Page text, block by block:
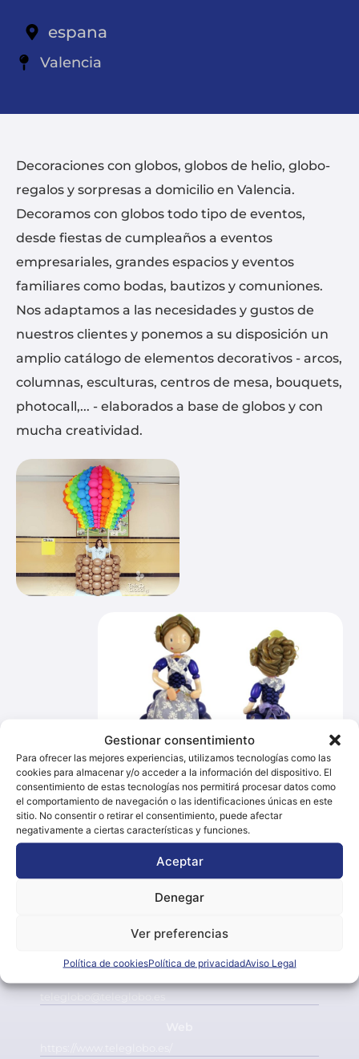
Gestionar consentimiento
Para ofrecer las mejores experiencias, utilizamos tecnologías como las
cookies para almacenar y/o acceder a la información del dispositivo. El
consentimiento de estas tecnologías nos permitirá procesar datos como
el comportamiento de navegación o las identificaciones únicas en este
sitio. No consentir o retirar el consentimiento, puede afectar
negativamente a ciertas características y funciones.
Aceptar
Denegar
Ver preferencias
Política de cookiesPolítica de privacidadAviso Legal
espana
Valencia
Decoraciones con globos, globos de helio, globo-
regalos y sorpresas a domicilio en Valencia.
Decoramos con globos todo tipo de eventos,
desde fiestas de cumpleaños a eventos
empresariales, grandes espacios y eventos
familiares como bodas, bautizos y comuniones.
Nos adaptamos a las necesidades y gustos de
nuestros clientes y ponemos a su disposición un
amplio catálogo de elementos decorativos - arcos,
columnas, esculturas, centros de mesa, bouquets,
photocall,... - elaborados a base de globos y con
mucha creatividad.
Contacto
Dirección
Plaza del Ayuntamiento 46002, Valencia
teleglobo@teleglobo.es